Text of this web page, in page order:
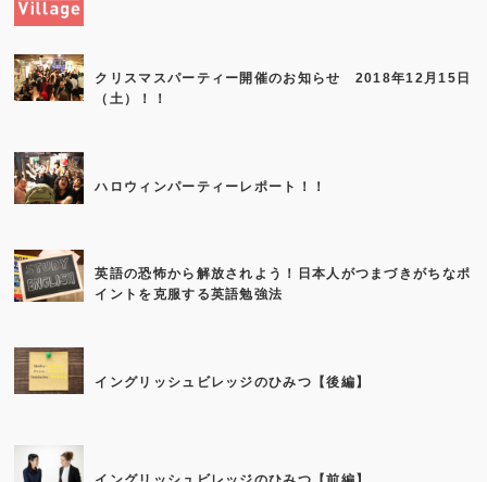
クリスマスパーティー開催のお知らせ 2018年12月15日
（土）！！
ハロウィンパーティーレポート！！
英語の恐怖から解放されよう！日本人がつまづきがちなポ
イントを克服する英語勉強法
イングリッシュビレッジのひみつ【後編】